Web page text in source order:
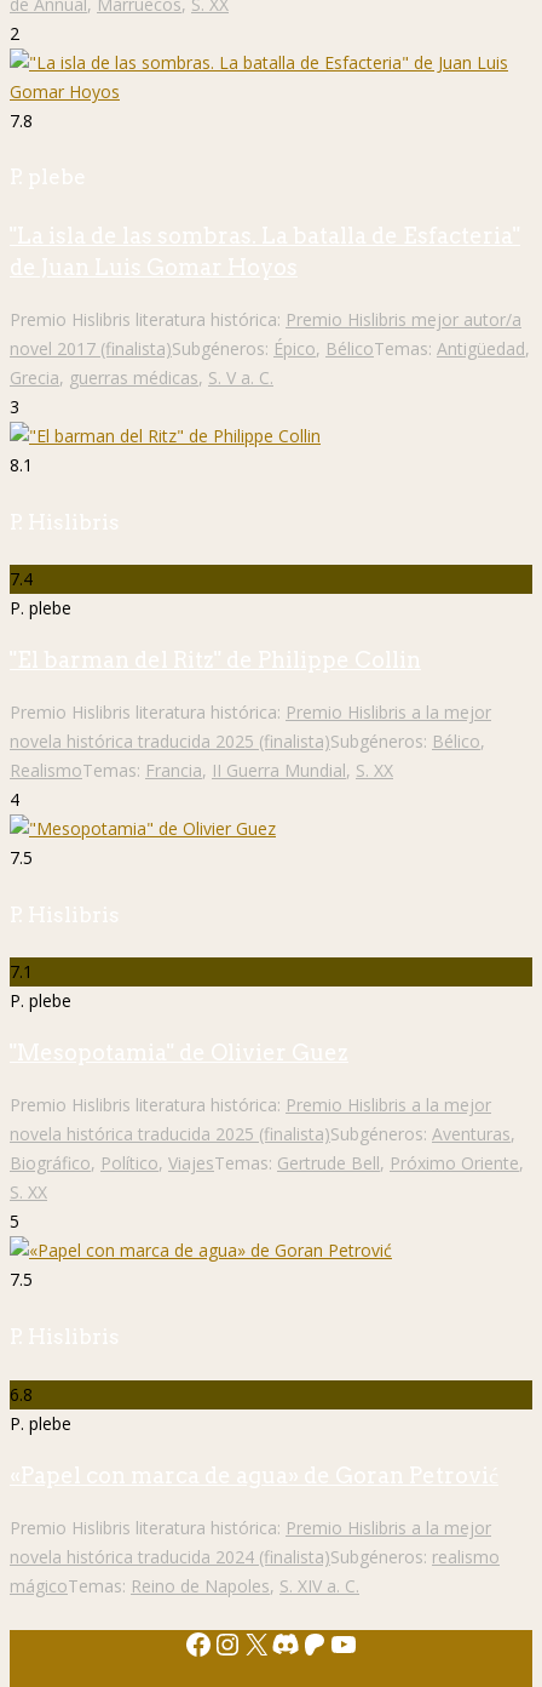
2
7.8
P. plebe
"La isla de las sombras. La batalla de Esfacteria"
de Juan Luis Gomar Hoyos
Premio Hislibris literatura histórica: Premio Hislibris mejor autor/a
novel 2017 (finalista)Subgéneros: Épico, BélicoTemas: Antigüedad,
Grecia, guerras médicas, S. V a. C.
3
8.1
P. Hislibris
7.4
P. plebe
"El barman del Ritz" de Philippe Collin
Premio Hislibris literatura histórica: Premio Hislibris a la mejor
novela histórica traducida 2025 (finalista)Subgéneros: Bélico,
RealismoTemas: Francia, II Guerra Mundial, S. XX
4
7.5
P. Hislibris
7.1
P. plebe
"Mesopotamia" de Olivier Guez
Premio Hislibris literatura histórica: Premio Hislibris a la mejor
novela histórica traducida 2025 (finalista)Subgéneros: Aventuras,
Biográfico, Político, ViajesTemas: Gertrude Bell, Próximo Oriente,
S. XX
5
7.5
P. Hislibris
6.8
P. plebe
«Papel con marca de agua» de Goran Petrović
Premio Hislibris literatura histórica: Premio Hislibris a la mejor
novela histórica traducida 2024 (finalista)Subgéneros: realismo
mágicoTemas: Reino de Napoles, S. XIV a. C.
Facebook
Instagram
X Discord
Patreon
YouTube